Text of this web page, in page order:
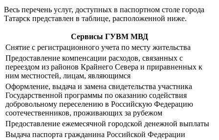
Весь перечень услуг, доступных в паспортном столе города
Татарск представлен в таблице, расположенной ниже.
Сервисы ГУВМ МВД
Снятие с регистрационного учета по месту жительства
Предоставление компенсации расходов, связанных с
переездом из районов Крайнего Севера и приравненных к
ним местностей, лицам, являющимся
Оформление, выдача и замена свидетельства участника
Государственной программы по оказанию содействия
добровольному переселению в Российскую Федерацию
соотечественников, проживающих за рубежом
Предоставление ежемесячной городской денежной выплаты
Выдача паспорта гражданина Российской Федерации